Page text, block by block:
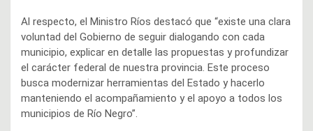
Al respecto, el Ministro Ríos destacó que “existe una clara
voluntad del Gobierno de seguir dialogando con cada
municipio, explicar en detalle las propuestas y profundizar
el carácter federal de nuestra provincia. Este proceso
busca modernizar herramientas del Estado y hacerlo
manteniendo el acompañamiento y el apoyo a todos los
municipios de Río Negro”.